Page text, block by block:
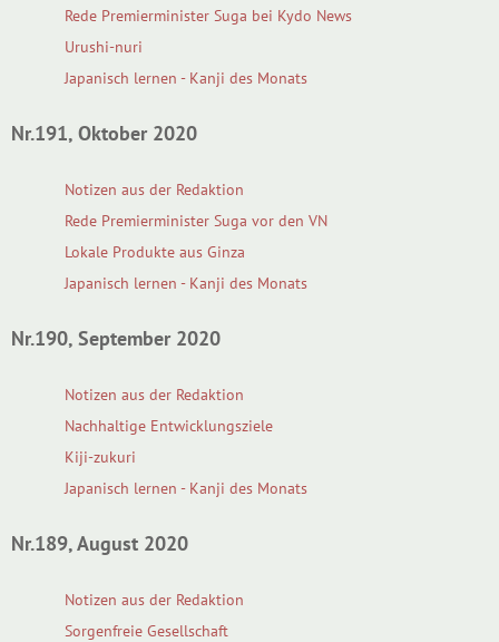
Rede Premierminister Suga bei Kydo News
Urushi-nuri
Japanisch lernen - Kanji des Monats
Nr.191, Oktober 2020
Notizen aus der Redaktion
Rede Premierminister Suga vor den VN
Lokale Produkte aus Ginza
Japanisch lernen - Kanji des Monats
Nr.190, September 2020
Notizen aus der Redaktion
Nachhaltige Entwicklungsziele
Kiji-zukuri
Japanisch lernen - Kanji des Monats
Nr.189, August 2020
Notizen aus der Redaktion
Sorgenfreie Gesellschaft